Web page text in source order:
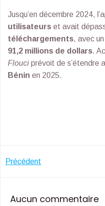
Jusqu’en décembre 2024,
utilisateurs et avait
téléchargements, avec
91,2 millions de dollars.
Flouci prévoit de s’étendre
Bénin en 2025.
Navigation
de
Précédent
Aucun commentaire